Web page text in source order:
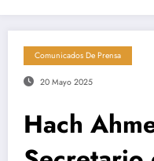
Comunicados De Prensa
20 Mayo 2025
Hach